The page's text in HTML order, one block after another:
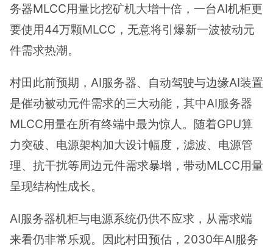
务器MLCC用量比挖矿机大增十倍，一台AI机柜更
要使用44万颗MLCC，无意将引爆新一波被动元
件需求热潮。
村田此前预期，AI服务器、自动驾驶与边缘AI装置
是催动被动元件需求的三大动能，其中AI服务器
MLCC用量在所有终端中最为惊人。随着GPU算
力突破、电源架构加大设计幅度，滤波、电源管
理、抗干扰等周边元件需求暴增，带动MLCC用量
呈现结构性成长。
AI服务器机柜与电源系统仍供不应求，从需求端
来看仍非常乐观。因此村田预估，2030年AI服务